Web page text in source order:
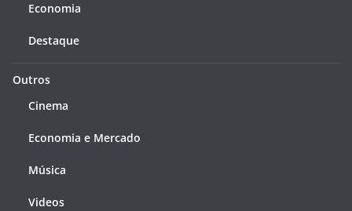
Economia
Destaque
Outros
Cinema
Economia e Mercado
Música
Videos